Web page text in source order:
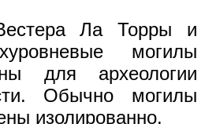
Ла Торры и
могилы
для археологии
Обычно могилы
изолированно.